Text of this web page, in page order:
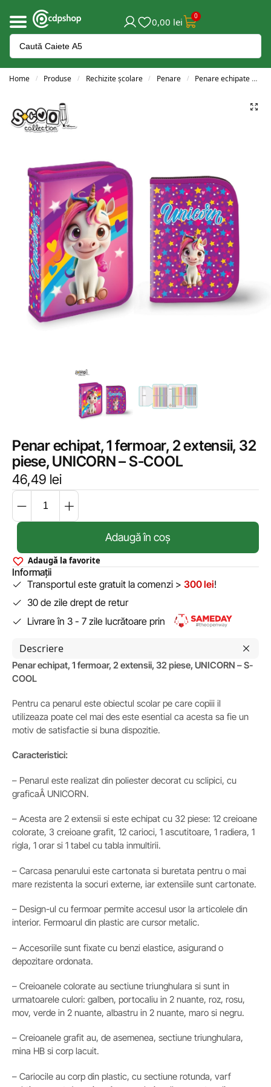
0,00 lei 0
Home / Produse / Rechizite școlare / Penare / Penare echipate
Penar echipat, 1 fermoar, 2 extensii, 32
piese, UNICORN – S-COOL
46,49 lei
Adaugă în coș
Adaugă la favorite
Informații
Transportul este gratuit la comenzi > 300 lei!
30 de zile drept de retur
Livrare în 3 - 7 zile lucrătoare prin
Descriere
Penar echipat, 1 fermoar, 2 extensii, 32 piese, UNICORN – S-
COOL
Pentru ca penarul este obiectul scolar pe care copiii il
utilizeaza poate cel mai des este esential ca acesta sa fie un
motiv de satisfactie si buna dispozitie.
Caracteristici:
– Penarul este realizat din poliester decorat cu sclipici, cu
graficaÂ UNICORN.
– Acesta are 2 extensii si este echipat cu 32 piese: 12 creioane
colorate, 3 creioane grafit, 12 carioci, 1 ascutitoare, 1 radiera, 1
rigla, 1 orar si 1 tabel cu tabla inmultirii.
– Carcasa penarului este cartonata si buretata pentru o mai
mare rezistenta la socuri externe, iar extensiile sunt cartonate.
– Design-ul cu fermoar permite accesul usor la articolele din
interior. Fermoarul din plastic are cursor metalic.
– Accesoriile sunt fixate cu benzi elastice, asigurand o
depozitare ordonata.
– Creioanele colorate au sectiune triunghulara si sunt in
urmatoarele culori: galben, portocaliu in 2 nuante, roz, rosu,
mov, verde in 2 nuante, albastru in 2 nuante, maro si negru.
– Creioanele grafit au, de asemenea, sectiune triunghulara,
mina HB si corp lacuit.
– Cariocile au corp din plastic, cu sectiune rotunda, varf